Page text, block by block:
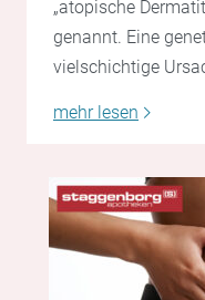
„atopische
genannt. Eine
vielschichtige
mehr lesen